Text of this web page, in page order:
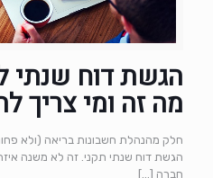
הגשת דוח שנתי
מה זה ומי צריך
חלק מהנהלת חשבונות בריאה (ולא
הגשת דוח שנתי תקני. זה לא משנה
חברה […]